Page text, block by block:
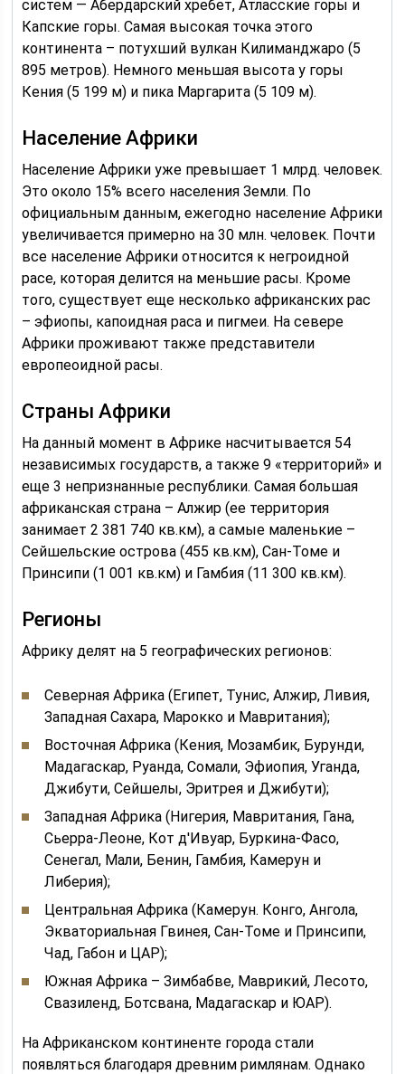
систем — Абердарский хребет, Атласские горы и
Капские горы. Самая высокая точка этого
континента – потухший вулкан Килиманджаро (5
895 метров). Немного меньшая высота у горы
Кения (5 199 м) и пика Маргарита (5 109 м).
Население Африки
Население Африки уже превышает 1 млрд. человек.
Это около 15% всего населения Земли. По
официальным данным, ежегодно население Африки
увеличивается примерно на 30 млн. человек. Почти
все население Африки относится к негроидной
расе, которая делится на меньшие расы. Кроме
того, существует еще несколько африканских рас
– эфиопы, капоидная раса и пигмеи. На севере
Африки проживают также представители
европеоидной расы.
Страны Африки
На данный момент в Африке насчитывается 54
независимых государств, а также 9 «территорий» и
еще 3 непризнанные республики. Самая большая
африканская страна – Алжир (ее территория
занимает 2 381 740 кв.км), а самые маленькие –
Сейшельские острова (455 кв.км), Сан-Томе и
Принсипи (1 001 кв.км) и Гамбия (11 300 кв.км).
Регионы
Африку делят на 5 географических регионов:
Северная Африка (Египет, Тунис, Алжир, Ливия,
Западная Сахара, Марокко и Мавритания);
Восточная Африка (Кения, Мозамбик, Бурунди,
Мадагаскар, Руанда, Сомали, Эфиопия, Уганда,
Джибути, Сейшелы, Эритрея и Джибути);
Западная Африка (Нигерия, Мавритания, Гана,
Сьерра-Леоне, Кот д'Ивуар, Буркина-Фасо,
Сенегал, Мали, Бенин, Гамбия, Камерун и
Либерия);
Центральная Африка (Камерун. Конго, Ангола,
Экваториальная Гвинея, Сан-Томе и Принсипи,
Чад, Габон и ЦАР);
Южная Африка – Зимбабве, Маврикий, Лесото,
Свазиленд, Ботсвана, Мадагаскар и ЮАР).
На Африканском континенте города стали
появляться благодаря древним римлянам. Однако